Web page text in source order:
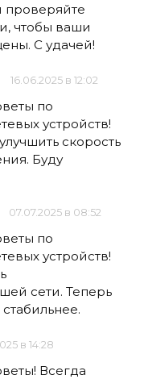
проверяйте
чтобы ваши
С удачей!
16.06.2025 в 12:02
по
устройств!
скорость
Буду
07.07.2025 в 08:52
по
устройств!
сети. Теперь
в 14:28
Всегда